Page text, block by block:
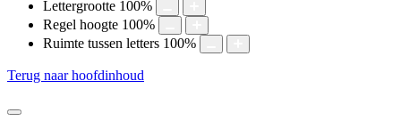
Lettergrootte 100%
Regel hoogte 100%
Ruimte tussen letters 100%
Terug naar hoofdinhoud